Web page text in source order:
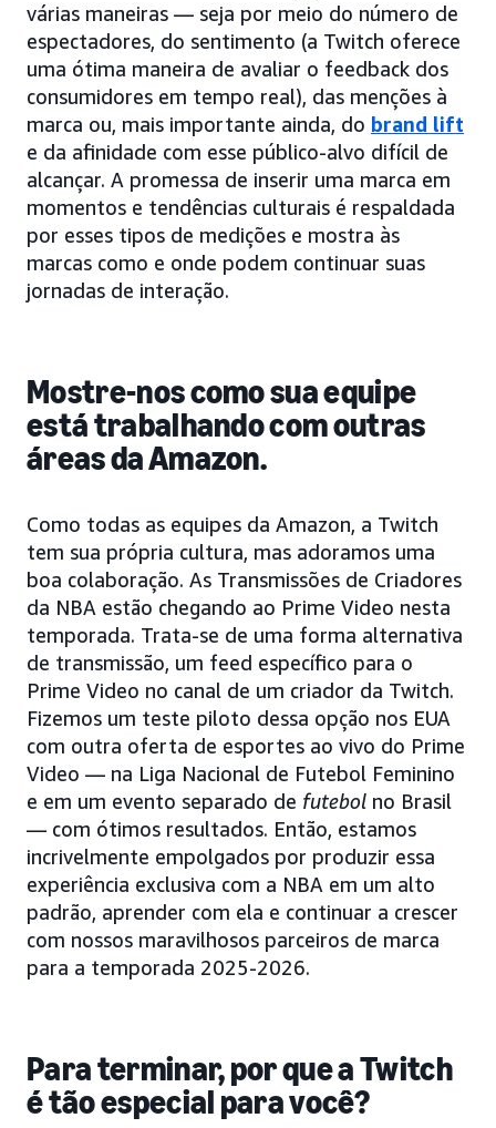
várias maneiras — seja por meio do número de
espectadores, do sentimento (a Twitch oferece
uma ótima maneira de avaliar o feedback dos
consumidores em tempo real), das menções à
marca ou, mais importante ainda, do brand lift
e da afinidade com esse público-alvo difícil de
alcançar. A promessa de inserir uma marca em
momentos e tendências culturais é respaldada
por esses tipos de medições e mostra às
marcas como e onde podem continuar suas
jornadas de interação.
Mostre-nos como sua equipe
está trabalhando com outras
áreas da Amazon.
Como todas as equipes da Amazon, a Twitch
tem sua própria cultura, mas adoramos uma
boa colaboração. As Transmissões de Criadores
da NBA estão chegando ao Prime Video nesta
temporada. Trata-se de uma forma alternativa
de transmissão, um feed específico para o
Prime Video no canal de um criador da Twitch.
Fizemos um teste piloto dessa opção nos EUA
com outra oferta de esportes ao vivo do Prime
Video — na Liga Nacional de Futebol Feminino
e em um evento separado de futebol no Brasil
— com ótimos resultados. Então, estamos
incrivelmente empolgados por produzir essa
experiência exclusiva com a NBA em um alto
padrão, aprender com ela e continuar a crescer
com nossos maravilhosos parceiros de marca
para a temporada 2025-2026.
Para terminar, por que a Twitch
é tão especial para você?